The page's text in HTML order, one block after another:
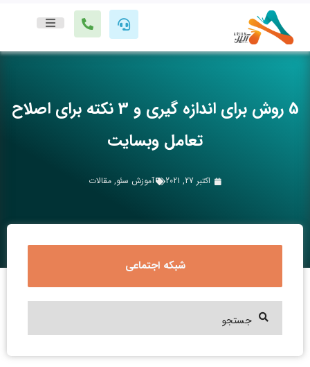
5 روش برای اندازه گیری و 3 نکته برای اصلاح
تعامل وبسایت
اکتبر 27, 2021 آموزش سئو, مقالات
شبکه اجتماعی